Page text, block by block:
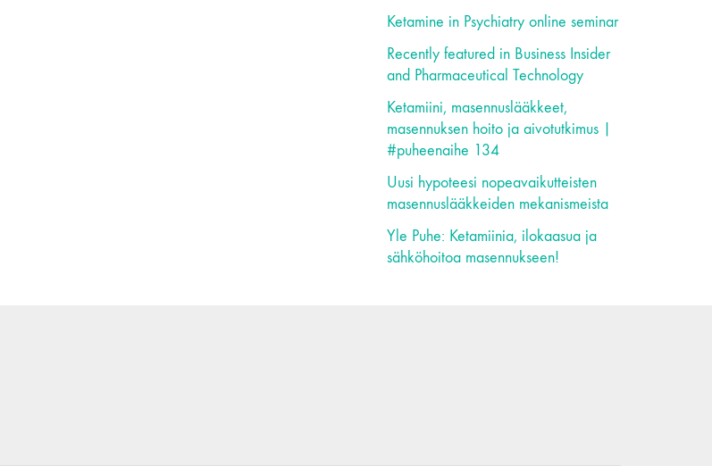
Ketamine in Psychiatry online seminar
Recently featured in Business Insider
and Pharmaceutical Technology
Ketamiini, masennuslääkkeet,
masennuksen hoito ja aivotutkimus |
#puheenaihe 134
Uusi hypoteesi nopeavaikutteisten
masennuslääkkeiden mekanismeista
Yle Puhe: Ketamiinia, ilokaasua ja
sähköhoitoa masennukseen!